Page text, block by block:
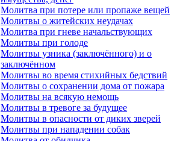
Молитва при потере или пропаже вещей
Молитвы о житейских неудачах
Молитва при гневе начальствующих
Молитвы при голоде
Молитвы узника (заключённого) и о
заключённом
Молитвы во время стихийных бедствий
Молитвы о сохранении дома от пожара
Молитвы на всякую немощь
Молитвы в тревоге за будущее
Молитвы в опасности от диких зверей
Молитвы при нападении собак